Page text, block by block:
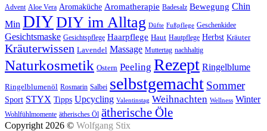
Advent Aloe Vera Aromaküche Aromatherapie Badesalz Bewegung Chin
Min DIYDIY im Alltag Düfte Fußpflege Geschenkidee
Gesichtsmaske Gesichtspflege Haarpflege Haut Hautpflege Herbst Kräuter
Kräuterwissen Lavendel Massage Muttertag nachhaltig
Naturkosmetik Ostern Peeling Rezept Ringelblume
Ringelblumenöl Rosmarin Salbei selbstgemacht Sommer
Sport STYX Tipps Upcycling Valentinstag Weihnachten Wellness Winter
Wohlfühlmomente ätherisches Öl ätherische Öle
Copyright 2026 © Wolfgang Stix